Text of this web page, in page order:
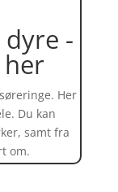
-
Her
Du kan
samt fra
om.